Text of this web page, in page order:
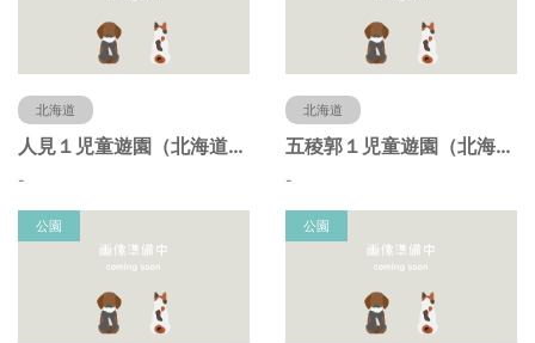
北海道
人見１児童遊園（北海道函館市）
-
北海道
五稜郭１児童遊園（北海道函館市）
-
公園 公園